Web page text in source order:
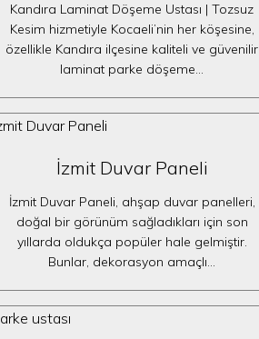
Kandıra Laminat Döşeme Ustası | Tozsuz
Kesim hizmetiyle Kocaeli’nin her köşesine,
özellikle Kandıra ilçesine kaliteli ve güvenilir
laminat parke döşeme…
İzmit Duvar Paneli
İzmit Duvar Paneli, ahşap duvar panelleri,
doğal bir görünüm sağladıkları için son
yıllarda oldukça popüler hale gelmiştir.
Bunlar, dekorasyon amaçlı…